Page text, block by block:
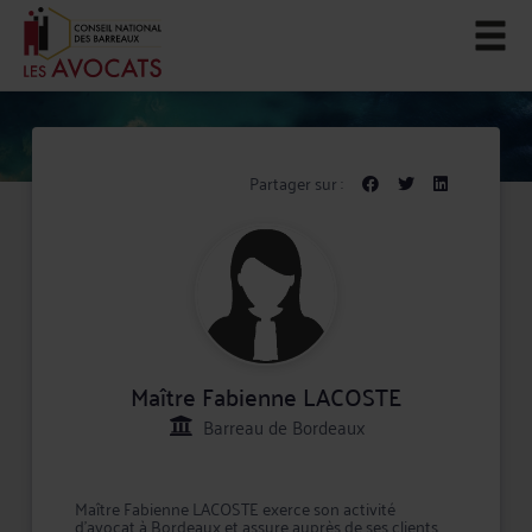
Partager sur :
Maître Fabienne LACOSTE
Barreau de Bordeaux
Maître Fabienne LACOSTE exerce son activité
d'avocat à Bordeaux et assure auprès de ses clients